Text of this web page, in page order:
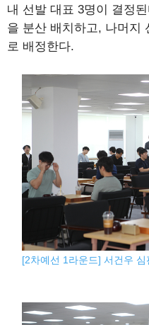
내 선발 대표 3명이 결정
을 분산 배치하고, 나머지
로 배정한다.
[2차예선 1라운드] 서건우